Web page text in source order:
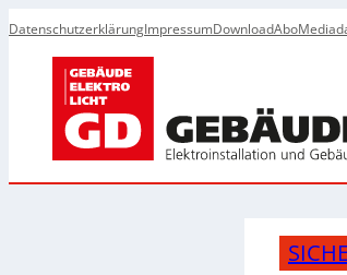
DatenschutzerklärungImpressumDownloadAbo